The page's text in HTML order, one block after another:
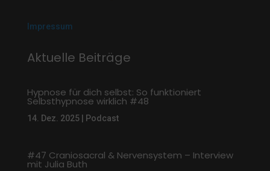
Impressum
Aktuelle Beiträge
Hypnose für dich selbst: So funktioniert
Selbsthypnose wirklich #48
14. Dez. 2025| Podcast
#47 Craniosacral & Nervensystem – Interview
mit Julia Buth